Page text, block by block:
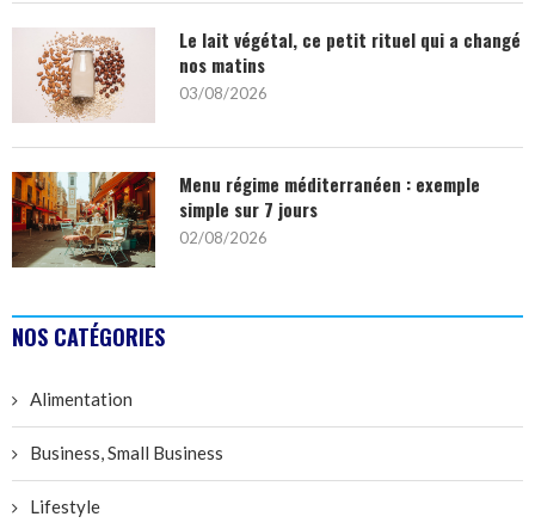
Le lait végétal, ce petit rituel qui a changé
nos matins
03/08/2026
Menu régime méditerranéen : exemple
simple sur 7 jours
02/08/2026
NOS CATÉGORIES
Alimentation
Business, Small Business
Lifestyle